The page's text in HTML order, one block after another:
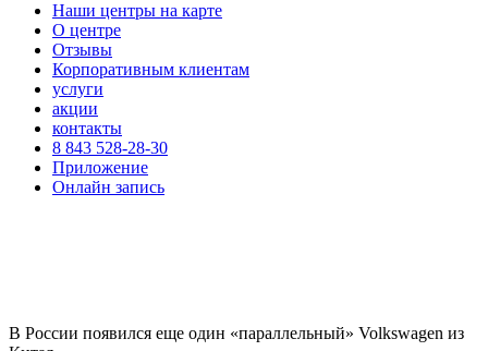
Наши центры на карте
О центре
Отзывы
Корпоративным клиентам
услуги
акции
контакты
8 843 528-28-30
Приложение
Онлайн запись
В России появился еще один «параллельный» Volkswagen из